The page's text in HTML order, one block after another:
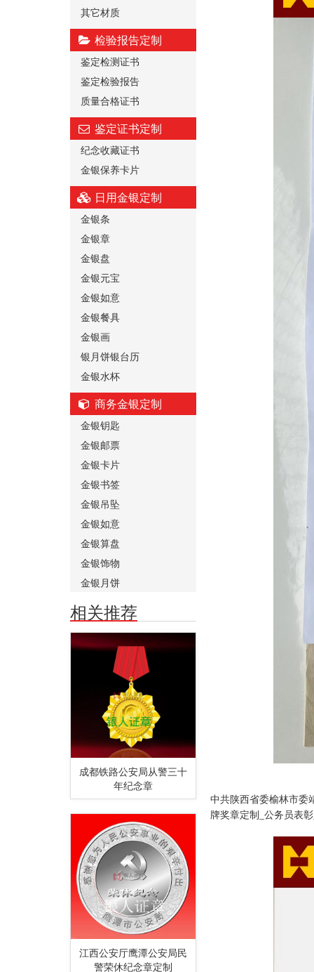
其它材质
检验报告定制
鉴定检测证书
鉴定检验报告
质量合格证书
鉴定证书定制
纪念收藏证书
金银保养卡片
日用金银定制
金银条
金银章
金银盘
金银元宝
金银如意
金银餐具
金银画
银月饼银台历
金银水杯
商务金银定制
金银钥匙
金银邮票
金银卡片
金银书签
金银吊坠
金银如意
金银算盘
金银饰物
金银月饼
相关推荐
成都铁路公安局从警三十
年纪念章
江西公安厅鹰潭公安局民
警荣休纪念章定制
中共陕西省委榆林市委
牌奖章定制
_公务员表彰